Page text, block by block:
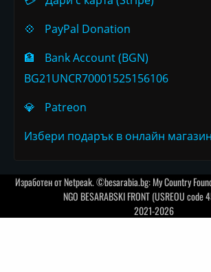
💠
PayPal Donation
🏦
Bank Account (BGN)
BG21UNCR70001525156106
💎
Patreon
Избери подарък в онлайн
Изработен отNetpeak. ©besarabia.bg: My Country
NGO BESARABSKI FRONT (USREOU
2021-2026